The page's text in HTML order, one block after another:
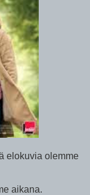
elokuvia olemme
aikana.